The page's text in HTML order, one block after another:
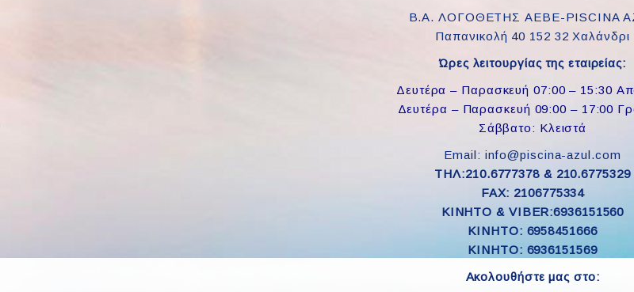
Β.Α. ΛΟΓΟΘΕΤΗΣ ΑΕΒΕ-PISCINA
Παπανικολή 40 152 32 Χαλάνδρι
Ώρες λειτουργίας της εταιρείας:
Δευτέρα – Παρασκευή 07:00 – 15:30
Δευτέρα – Παρασκευή 09:00 – 17:00
Σάββατο: Κλειστά
Email: info@piscina-azul.com
ΤΗΛ:210.6777378 & 210.6775329
FAX: 2106775334
ΚΙΝΗΤΟ & VIBER:6936151560
KINHTO: 6958451666
KINHTO: 6936151569
Ακολουθήστε μας στο: